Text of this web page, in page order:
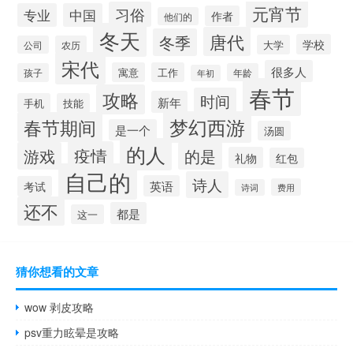
专业 中国 习俗 他们的 作者 元宵节
公司 农历 冬天 冬季 唐代 大学 学校
孩子 宋代 寓意 工作 年初 年龄 很多人
手机 技能 攻略 新年 时间 春节
春节期间 是一个 梦幻西游 汤圆
游戏 疫情 的人 的是 礼物
红包
考试
自己的 英语 诗人 诗词 费用
还不 这一 都是
猜你想看的文章
wow 剥皮攻略
psv重力眩晕是攻略